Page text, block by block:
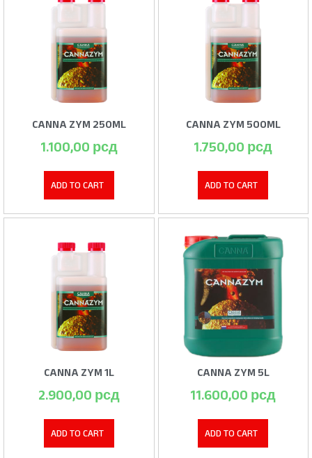
CANNA ZYM 250ML
1.100,00 рсд
ADD TO CART
CANNA ZYM 500ML
1.750,00 рсд
ADD TO CART
CANNA ZYM 1L
2.900,00 рсд
ADD TO CART
CANNA ZYM 5L
11.600,00 рсд
ADD TO CART